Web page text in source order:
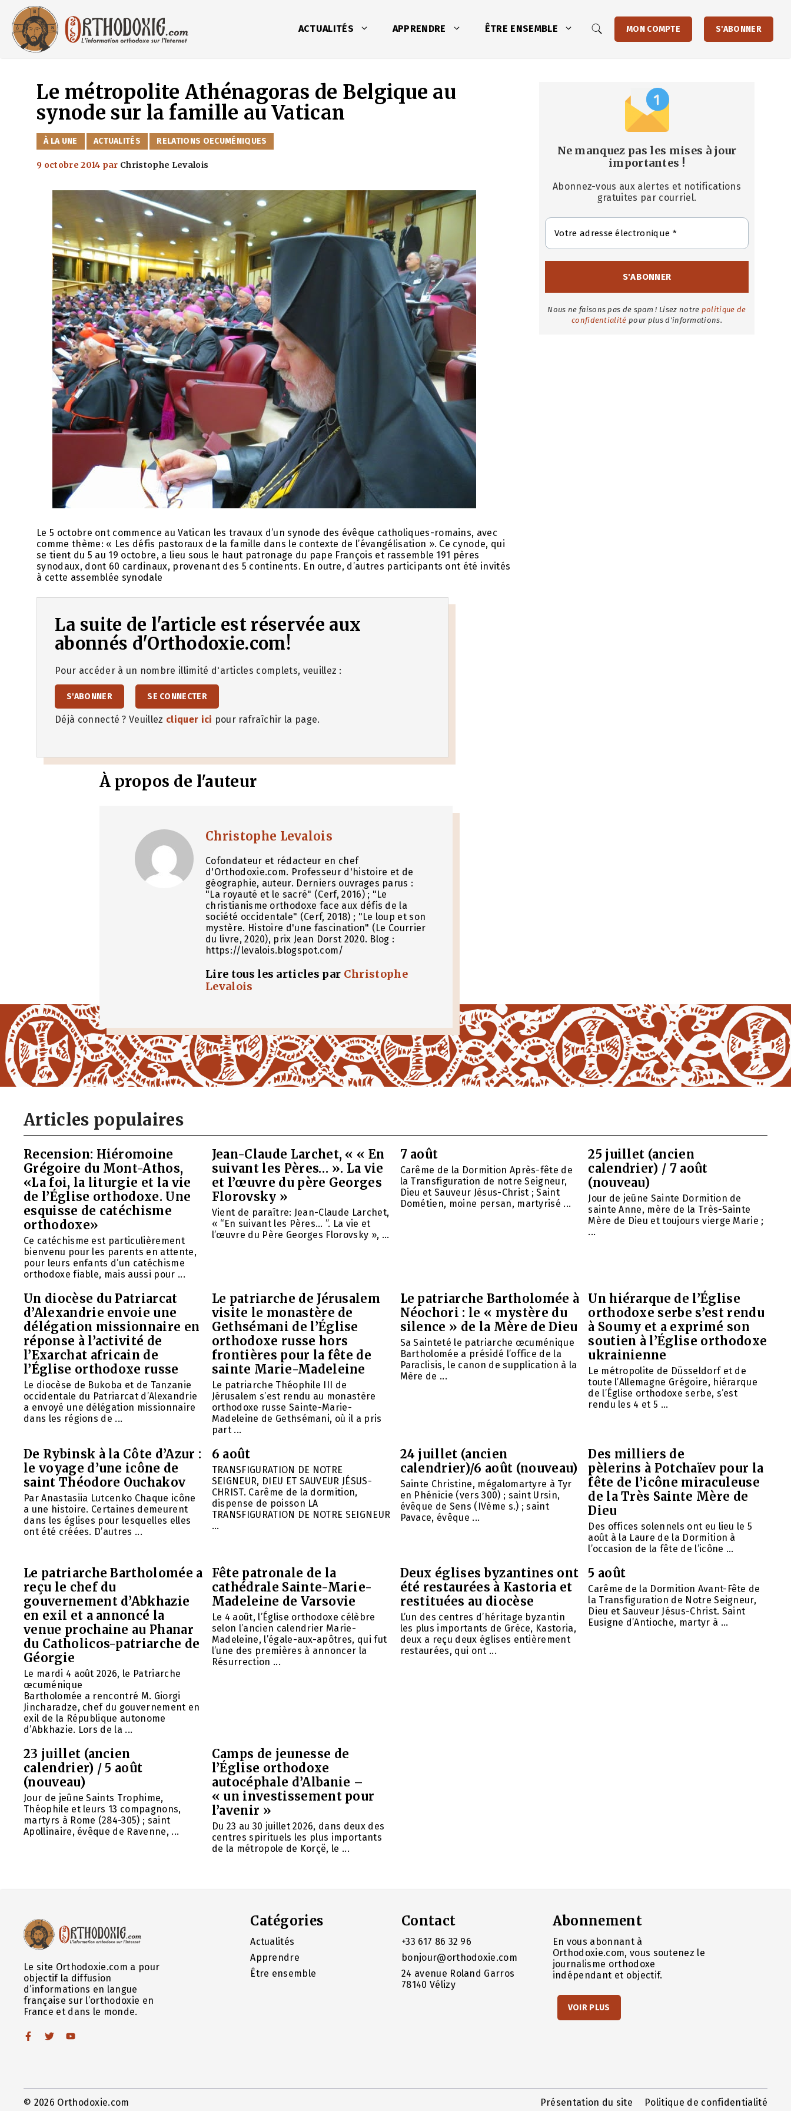
contenu
ACTUALITÉS APPRENDRE ÊTRE ENSEMBLE MON COMPTE S'ABONNER
Le métropolite Athénagoras de Belgique au
synode sur la famille au Vatican
CATÉGORIES
À LA UNE ACTUALITÉS RELATIONS OECUMÉNIQUES
9 octobre 2014 par Christophe Levalois
Le 5 octobre ont commence au Vatican les travaux d’un synode des évêque catholiques-romains, avec
comme thème: « Les défis pastoraux de la famille dans le contexte de l’évangélisation ». Ce cynode, qui
se tient du 5 au 19 octobre, a lieu sous le haut patronage du pape François et rassemble 191 pères
synodaux, dont 60 cardinaux, provenant des 5 continents. En outre, d’autres participants ont été invités
à cette assemblée synodale
La suite de l'article est réservée aux
abonnés d'Orthodoxie.com!
Pour accéder à un nombre illimité d'articles complets, veuillez :
S'ABONNER SE CONNECTER
Déjà connecté ? Veuillez cliquer ici pour rafraîchir la page.
À propos de l'auteur
Christophe Levalois
Cofondateur et rédacteur en chef
d'Orthodoxie.com. Professeur d'histoire et de
géographie, auteur. Derniers ouvrages parus :
"La royauté et le sacré" (Cerf, 2016) ; "Le
christianisme orthodoxe face aux défis de la
société occidentale" (Cerf, 2018) ; "Le loup et son
mystère. Histoire d'une fascination" (Le Courrier
du livre, 2020), prix Jean Dorst 2020. Blog :
https://levalois.blogspot.com/
Lire tous les articles par Christophe
Levalois
Ne manquez pas les mises à jour
importantes !
Abonnez-vous aux alertes et notifications
gratuites par courriel.
Nous ne faisons pas de spam ! Lisez notre politique de
confidentialité pour plus d'informations.
Articles populaires
Recension: Hiéromoine
Grégoire du Mont-Athos,
«La foi, la liturgie et la vie
de l’Église orthodoxe. Une
esquisse de catéchisme
orthodoxe»
Ce catéchisme est particulièrement
bienvenu pour les parents en attente,
pour leurs enfants d’un catéchisme
orthodoxe fiable, mais aussi pour ...
Jean-Claude Larchet, « « En
suivant les Pères… ». La vie
et l’œuvre du père Georges
Florovsky »
Vient de paraître: Jean-Claude Larchet,
« “En suivant les Pères… ”. La vie et
l’œuvre du Père Georges Florovsky », ...
7 août
Carême de la Dormition Après-fête de
la Transfiguration de notre Seigneur,
Dieu et Sauveur Jésus-Christ ; Saint
Dométien, moine persan, martyrisé ...
25 juillet (ancien
calendrier) / 7 août
(nouveau)
Jour de jeûne Sainte Dormition de
sainte Anne, mère de la Très-Sainte
Mère de Dieu et toujours vierge Marie ;
...
Un diocèse du Patriarcat
d’Alexandrie envoie une
délégation missionnaire en
réponse à l’activité de
l’Exarchat africain de
l’Église orthodoxe russe
Le diocèse de Bukoba et de Tanzanie
occidentale du Patriarcat d’Alexandrie
a envoyé une délégation missionnaire
dans les régions de ...
Le patriarche de Jérusalem
visite le monastère de
Gethsémani de l’Église
orthodoxe russe hors
frontières pour la fête de
sainte Marie-Madeleine
Le patriarche Théophile III de
Jérusalem s’est rendu au monastère
orthodoxe russe Sainte-Marie-
Madeleine de Gethsémani, où il a pris
part ...
Le patriarche Bartholomée à
Néochori : le « mystère du
silence » de la Mère de Dieu
Sa Sainteté le patriarche œcuménique
Bartholomée a présidé l’office de la
Paraclisis, le canon de supplication à la
Mère de ...
Un hiérarque de l’Église
orthodoxe serbe s’est rendu
à Soumy et a exprimé son
soutien à l’Église orthodoxe
ukrainienne
Le métropolite de Düsseldorf et de
toute l’Allemagne Grégoire, hiérarque
de l’Église orthodoxe serbe, s’est
rendu les 4 et 5 ...
De Rybinsk à la Côte d’Azur :
le voyage d’une icône de
saint Théodore Ouchakov
Par Anastasiia Lutcenko Chaque icône
a une histoire. Certaines demeurent
dans les églises pour lesquelles elles
ont été créées. D’autres ...
6 août
TRANSFIGURATION DE NOTRE
SEIGNEUR, DIEU ET SAUVEUR JÉSUS-
CHRIST. Carême de la dormition,
dispense de poisson LA
TRANSFIGURATION DE NOTRE SEIGNEUR
...
24 juillet (ancien
calendrier)/6 août (nouveau)
Sainte Christine, mégalomartyre à Tyr
en Phénicie (vers 300) ; saint Ursin,
évêque de Sens (IVème s.) ; saint
Pavace, évêque ...
Des milliers de
pèlerins à Potchaïev pour la
fête de l’icône miraculeuse
de la Très Sainte Mère de
Dieu
Des offices solennels ont eu lieu le 5
août à la Laure de la Dormition à
l’occasion de la fête de l’icône ...
Le patriarche Bartholomée a
reçu le chef du
gouvernement d’Abkhazie
en exil et a annoncé la
venue prochaine au Phanar
du Catholicos-patriarche de
Géorgie
Le mardi 4 août 2026, le Patriarche
œcuménique
Bartholomée a rencontré M. Giorgi
Jincharadze, chef du gouvernement en
exil de la République autonome
d’Abkhazie. Lors de la ...
Fête patronale de la
cathédrale Sainte-Marie-
Madeleine de Varsovie
Le 4 août, l’Église orthodoxe célèbre
selon l’ancien calendrier Marie-
Madeleine, l’égale-aux-apôtres, qui fut
l’une des premières à annoncer la
Résurrection ...
Deux églises byzantines ont
été restaurées à Kastoria et
restituées au diocèse
L’un des centres d’héritage byzantin
les plus importants de Grèce, Kastoria,
deux a reçu deux églises entièrement
restaurées, qui ont ...
5 août
Carême de la Dormition Avant-Fête de
la Transfiguration de Notre Seigneur,
Dieu et Sauveur Jésus-Christ. Saint
Eusigne d’Antioche, martyr à ...
23 juillet (ancien
calendrier) / 5 août
(nouveau)
Jour de jeûne Saints Trophime,
Théophile et leurs 13 compagnons,
martyrs à Rome (284-305) ; saint
Apollinaire, évêque de Ravenne, ...
Camps de jeunesse de
l’Église orthodoxe
autocéphale d’Albanie –
« un investissement pour
l’avenir »
Du 23 au 30 juillet 2026, dans deux des
centres spirituels les plus importants
de la métropole de Korçë, le ...
Le site Orthodoxie.com a pour
objectif la diffusion
d’informations en langue
française sur l’orthodoxie en
France et dans le monde.
Catégories
Actualités
Apprendre
Être ensemble
Contact
+33 617 86 32 96
bonjour@orthodoxie.com
24 avenue Roland Garros
78140 Vélizy
Abonnement
En vous abonnant à
Orthodoxie.com, vous soutenez le
journalisme orthodoxe
indépendant et objectif.
VOIR PLUS
© 2026 Orthodoxie.com Présentation du site Politique de confidentialité